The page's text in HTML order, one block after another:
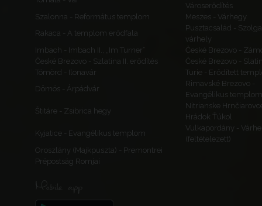
Városerődítés
Szalonna - Református templom
Meszes - Várhegy
Rakaca - A templom erődfala
Pusztacsalád -
várhely
Imbach - Imbach II., „Im Turner”
České Brezovo -
České Brezovo - Szlatina II. erődítés
České Brezovo -
Tömörd - Ilonavár
Turie - Erődített
Dömös - Árpádvár
Rimavské Brezovo -
Evangélikus templom
Štitáre - Zsibrica hegy
Nitrianske
Hrádok Ťúkol
Kyjatice - Evangélikus templom
Vulkapordány -
(feltételezett)
Oroszlány (Majkpuszta) - Premontrei
Prépostság Romjai
Mobile app